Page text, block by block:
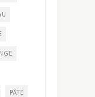
PÂTÉ